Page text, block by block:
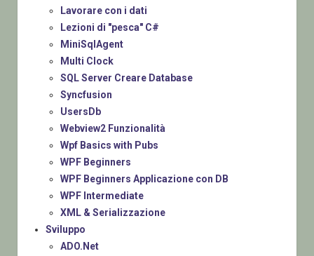
Lavorare con i dati
Lezioni di "pesca" C#
MiniSqlAgent
Multi Clock
SQL Server Creare Database
Syncfusion
UsersDb
Webview2 Funzionalità
Wpf Basics with Pubs
WPF Beginners
WPF Beginners Applicazione con DB
WPF Intermediate
XML & Serializzazione
Sviluppo
ADO.Net